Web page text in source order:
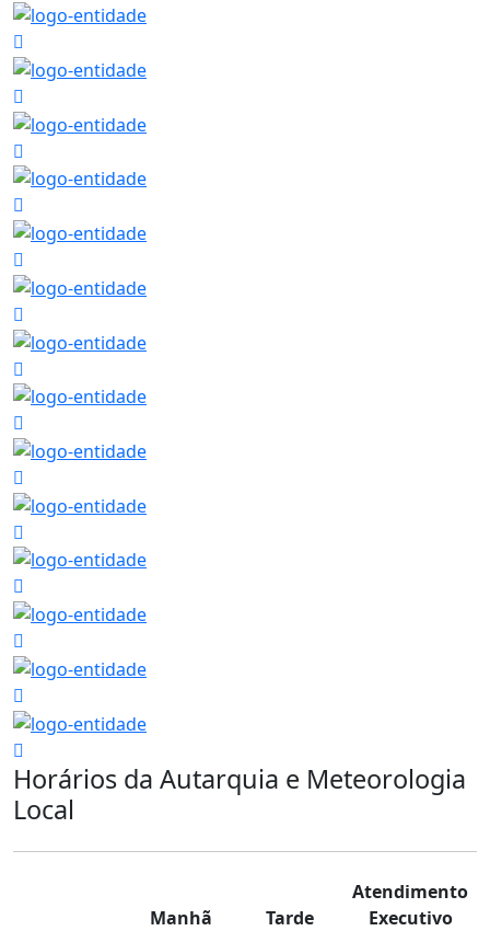
Horários da Autarquia e Meteorologia
Local
Manhã Tarde
Atendimento
Executivo